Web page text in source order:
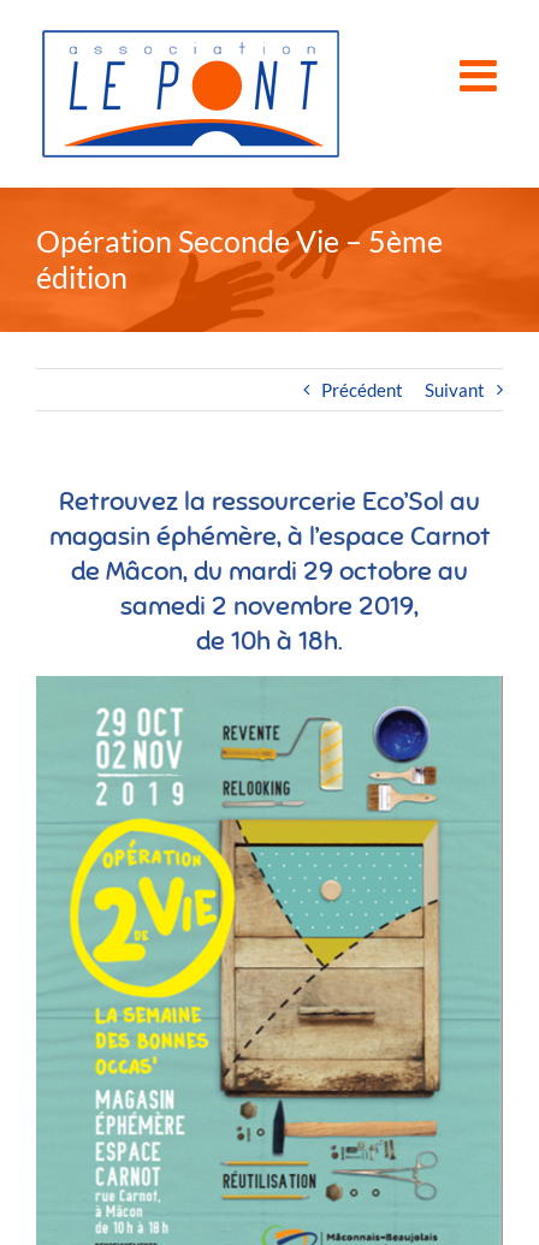
Opération Seconde Vie – 5ème
édition
Précédent Suivant
Retrouvez la ressourcerie Eco’Sol au
magasin éphémère, à l’espace Carnot
de Mâcon, du mardi 29 octobre au
samedi 2 novembre 2019,
de 10h à 18h.